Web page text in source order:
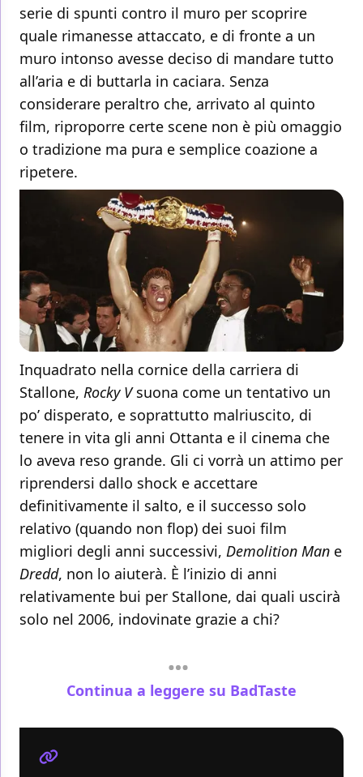
serie di spunti contro il muro per scoprire
quale rimanesse attaccato, e di fronte a un
muro intonso avesse deciso di mandare tutto
all’aria e di buttarla in caciara. Senza
considerare peraltro che, arrivato al quinto
film, riproporre certe scene non è più omaggio
o tradizione ma pura e semplice coazione a
ripetere.
Inquadrato nella cornice della carriera di
Stallone, Rocky Vsuona come un tentativo un
po’ disperato, e soprattutto malriuscito, di
tenere in vita gli anni Ottanta e il cinema che
lo aveva reso grande. Gli ci vorrà un attimo per
riprendersi dallo shock e accettare
definitivamente il salto, e il successo solo
relativo (quando non flop) dei suoi film
migliori degli anni successivi, Demolition Man e
Dredd, non lo aiuterà. È l’inizio di anni
relativamente bui per Stallone, dai quali uscirà
solo nel 2006, indovinate grazie a chi?
Continua a leggere su BadTaste